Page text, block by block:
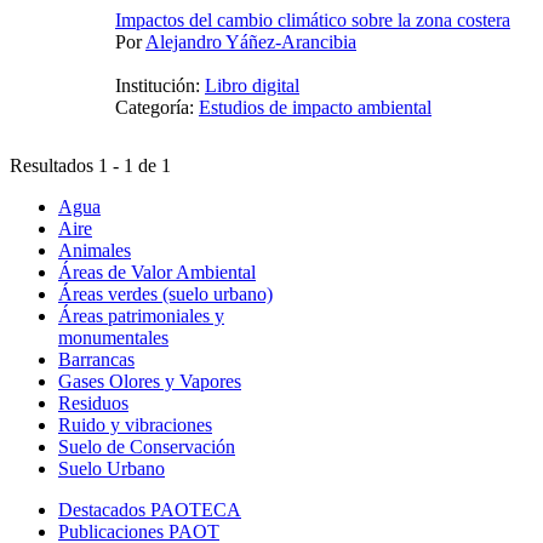
Impactos del cambio climático sobre la zona costera
PorAlejandro Yáñez-Arancibia
Institución: Libro digital
Categoría: Estudios de impacto ambiental
Resultados 1 - 1 de 1
Agua
Aire
Animales
Áreas de Valor Ambiental
Áreas verdes (suelo urbano)
Áreas patrimoniales y
monumentales
Barrancas
Gases Olores y Vapores
Residuos
Ruido y vibraciones
Suelo de Conservación
Suelo Urbano
Destacados PAOTECA
Publicaciones PAOT